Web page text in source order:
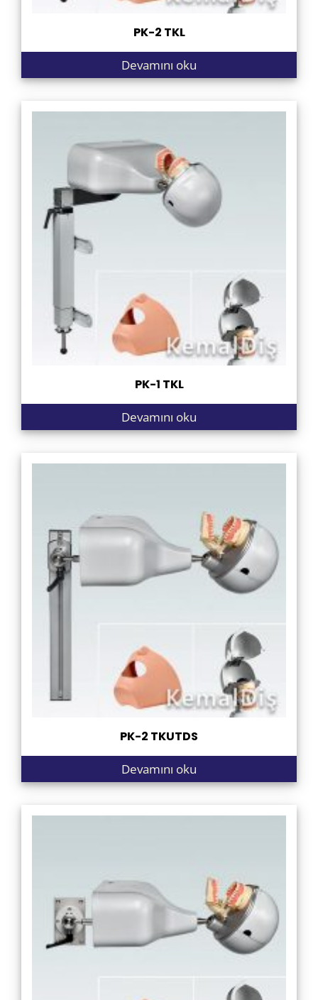
PK-2 TKL
Devamını oku
PK-1 TKL
Devamını oku
PK-2 TKUTDS
Devamını oku